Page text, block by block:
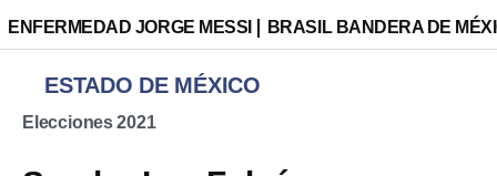
ENFERMEDAD JORGE MESSI BRASIL BANDERA DE
ESTADO DE MÉXICO
Elecciones 2021